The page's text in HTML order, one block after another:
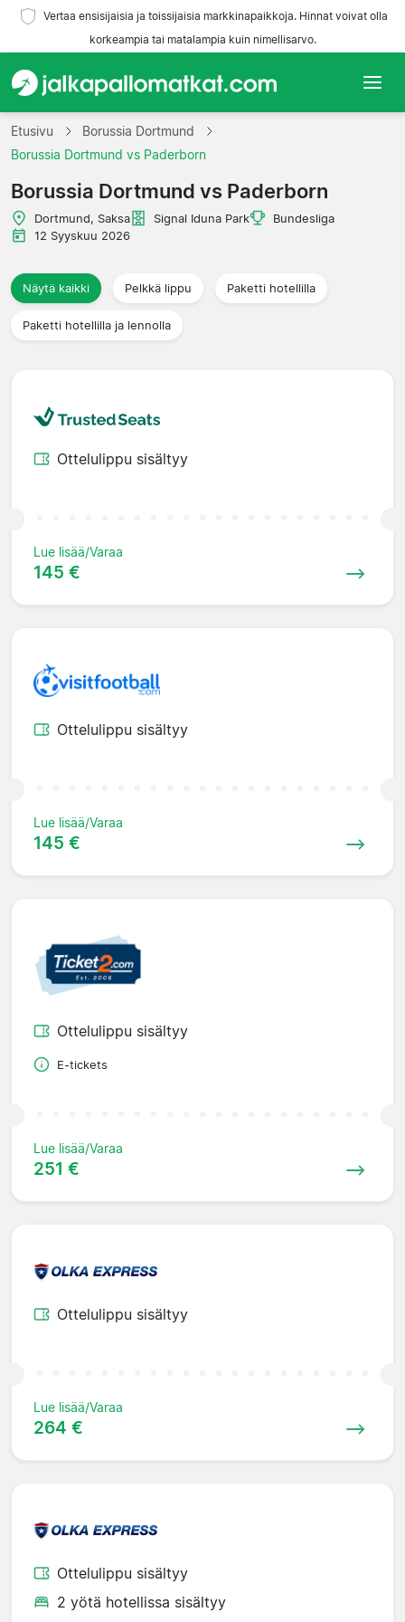
Vertaa ensisijaisia ja toissijaisia markkinapaikkoja. Hinnat voivat olla
korkeampia tai matalampia kuin nimellisarvo.
Etusivu
Liigat
Etusivu
Borussia Dortmund
Borussia Dortmund vs Paderborn
Borussia Dortmund vs Paderborn
Dortmund, Saksa Signal Iduna Park
Bundesliga
12 Syyskuu 2026
Näytä kaikki Pelkkä lippu Paketti hotellilla
Paketti hotellilla ja lennolla
Ottelulippu sisältyy
Lue lisää/Varaa
145 €
Ottelulippu sisältyy
Lue lisää/Varaa
145 €
Ottelulippu sisältyy
E-tickets
Lue lisää/Varaa
251 €
Ottelulippu sisältyy
Lue lisää/Varaa
264 €
Ottelulippu sisältyy
2 yötä hotellissa sisältyy